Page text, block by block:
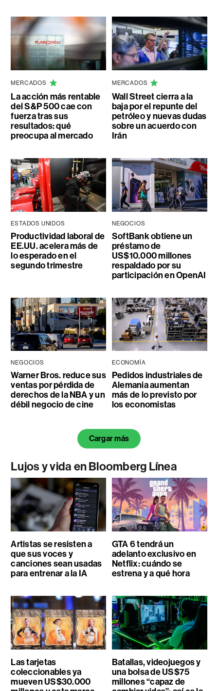
MERCADOS
La acción más rentable
del S&P 500 cae con
fuerza tras sus
resultados: qué
preocupa al mercado
MERCADOS
Wall Street cierra a la
baja por el repunte del
petróleo y nuevas dudas
sobre un acuerdo con
Irán
ESTADOS UNIDOS
Productividad laboral de
EE.UU. acelera más de
lo esperado en el
segundo trimestre
NEGOCIOS
SoftBank obtiene un
préstamo de
US$10.000 millones
respaldado por su
participación en OpenAI
NEGOCIOS
Warner Bros. reduce sus
ventas por pérdida de
derechos de la NBA y un
débil negocio de cine
ECONOMÍA
Pedidos industriales de
Alemania aumentan
más de lo previsto por
los economistas
Cargar más
Lujos y vida en Bloomberg Línea
Artistas se resisten a
que sus voces y
canciones sean usadas
para entrenar a la IA
GTA 6 tendrá un
adelanto exclusivo en
Netflix: cuándo se
estrena y a qué hora
Las tarjetas
coleccionables ya
mueven US$30.000
Batallas, videojuegos y
una bolsa de US$75
millones “capaz de